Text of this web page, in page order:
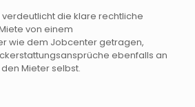
verdeutlicht die klare rechtliche
von einem
wie dem Jobcenter getragen,
ebenfalls an
Mieter selbst​.